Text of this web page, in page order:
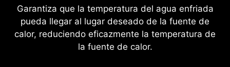
Garantiza que la temperatura del agua enfriada
pueda llegar al lugar deseado de la fuente de
calor, reduciendo eficazmente la temperatura de
la fuente de calor.